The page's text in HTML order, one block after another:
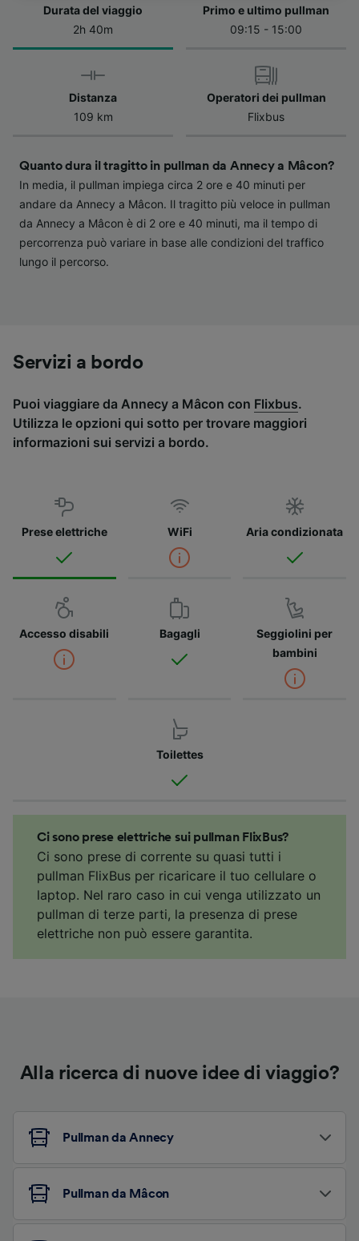
Durata del viaggio
2h 40m
Primo e ultimo pullman
09:15 - 15:00
Distanza
109 km
Operatori dei pullman
Flixbus
Quanto dura il tragitto in pullman da Annecy a Mâcon?
In media, il pullman impiega circa 2 ore e 40 minuti per
andare da Annecy a Mâcon. Il tragitto più veloce in pullman
da Annecy a Mâcon è di 2 ore e 40 minuti, ma il tempo di
percorrenza può variare in base alle condizioni del traffico
lungo il percorso.
Servizi a bordo
Puoi viaggiare da Annecy a Mâcon con Flixbus.
Utilizza le opzioni qui sotto per trovare maggiori
informazioni sui servizi a bordo.
Prese elettriche WiFi Aria condizionata
Accesso disabili Bagagli
Seggiolini per
bambini
Toilettes
Ci sono prese elettriche sui pullman FlixBus?
Ci sono prese di corrente su quasi tutti i
pullman FlixBus per ricaricare il tuo cellulare o
laptop. Nel raro caso in cui venga utilizzato un
pullman di terze parti, la presenza di prese
elettriche non può essere garantita.
Alla ricerca di nuove idee di viaggio?
Pullman da Annecy
Pullman da Mâcon
verranno segnalate ai nostri partner e non
influenzeranno i dati sulla navigazione. I tuoi
tracciamento se non ci hai fornito il consenso
per farlo.
Utilizzare dati di geolocalizzazione precisi.
Scansione attiva delle caratteristiche del
dispositivo ai fini dell’identificazione.
Archiviare informazioni su dispositivo e/o
accedervi. Pubblicità e contenuti
personalizzati, misurazione delle prestazioni
dei contenuti e degli annunci, ricerche sul